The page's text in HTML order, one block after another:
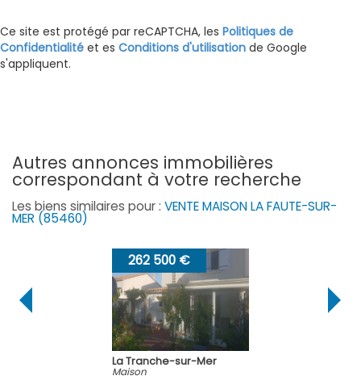
Ce site est protégé par reCAPTCHA, les Politiques de
Confidentialité et es Conditions d'utilisation de Google
s'appliquent.
autres annonces immobilières
correspondant à votre recherche
Les biens similaires pour : VENTE MAISON LA FAUTE-SUR-
MER (85460)
262 500 €
La Tranche-sur-Mer
Maison